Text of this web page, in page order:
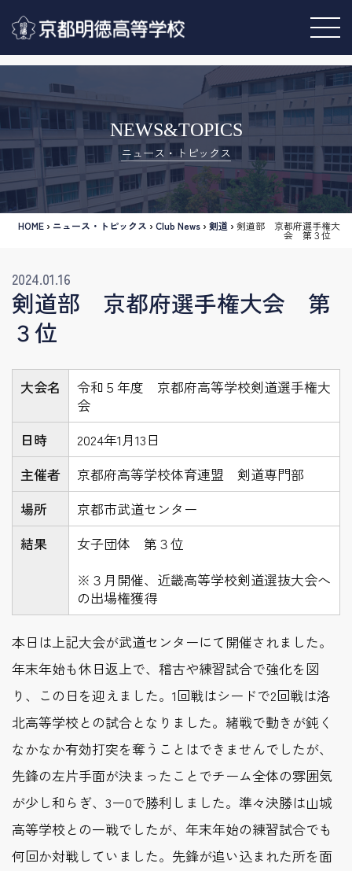
NEWS&TOPICS
ニュース・トピックス
HOME › ニュース・トピックス ›Club News ›剣道 ›剣道部 京都府選手権大
会 第３位
2024.01.16
剣道部 京都府選手権大会 第
３位
大会名
令和５年度 京都府高等学校剣道選手権大
会
日時
2024年1月13日
主催者
京都府高等学校体育連盟 剣道専門部
場所
京都市武道センター
結果
女子団体 第３位
※３月開催、近畿高等学校剣道選抜大会へ
の出場権獲得
本日は上記大会が武道センターにて開催されました。
年末年始も休日返上で、稽古や練習試合で強化を図
り、この日を迎えました。1回戦はシードで2回戦は洛
北高等学校との試合となりました。緒戦で動きが鈍く
なかなか有効打突を奪うことはできませんでしたが、
先鋒の左片手面が決まったことでチーム全体の雰囲気
が少し和らぎ、3ー0で勝利しました。準々決勝は山城
高等学校との一戦でしたが、年末年始の練習試合でも
何回か対戦していました。先鋒が追い込まれた所を面